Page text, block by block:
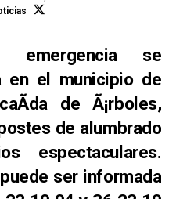
emergencia se
en el municipio de
de Ã¡rboles,
de alumbrado
espectaculares.
ser informada